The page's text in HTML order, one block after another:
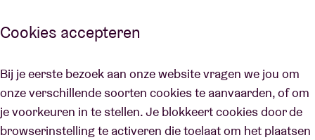
​​Cookies accepteren
Bij je eerste bezoek aan onze website vragen we jou om
onze verschillende soorten cookies te aanvaarden, of om
je voorkeuren in te stellen. Je blokkeert cookies door de
browserinstelling te activeren die toelaat om het plaatsen